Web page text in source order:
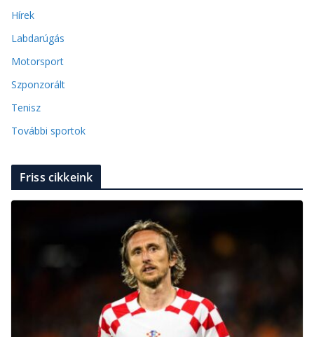
Hírek
Labdarúgás
Motorsport
Szponzorált
Tenisz
További sportok
Friss cikkeink